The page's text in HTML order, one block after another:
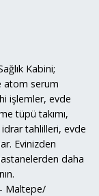
Kabini;
atom serum
işlemler, evde
tüpü takımı,
idrar tahlilleri, evde
Evinizden
daha
Maltepe/